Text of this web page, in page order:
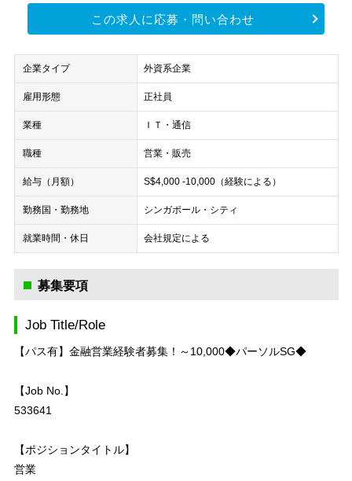
この求人に応募・問い合わせ
企業タイプ 外資系企業
雇用形態 正社員
業種 ＩＴ・通信
職種 営業・販売
給与（月額） S$4,000 -10,000（経験による）
勤務国・勤務地 シンガポール・シティ
就業時間・休日 会社規定による
募集要項
Job Title/Role
【パス有】金融営業経験者募集！～10,000◆パーソルSG◆
【Job No.】
533641
【ポジションタイトル】
営業